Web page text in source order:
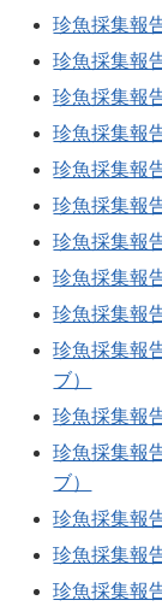
珍魚採集報
珍魚採集報
珍魚採集報
珍魚採集報
珍魚採集報
珍魚採集報
珍魚採集報
珍魚採集報
珍魚採集報
珍魚採集報
ブ）
珍魚採集報
珍魚採集報
ブ）
珍魚採集報
珍魚採集報
珍魚採集報